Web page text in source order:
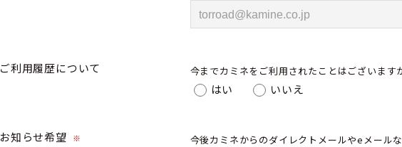
ご利用履歴について 今までカミネをご利用されたことはございます
はい いいえ
お知らせ希望 ※ 今後カミネからのダイレクトメールやeメール